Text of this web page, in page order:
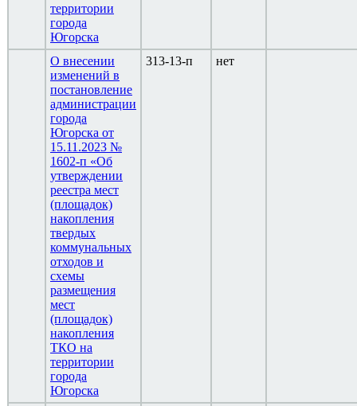
территории
города
Югорска
О внесении
изменений в
постановление
администрации
города
Югорска от
15.11.2023 №
1602-п «Об
утверждении
реестра мест
(площадок)
накопления
твердых
коммунальных
отходов и
схемы
размещения
мест
(площадок)
накопления
ТКО на
территории
города
Югорска
313-13-п нет